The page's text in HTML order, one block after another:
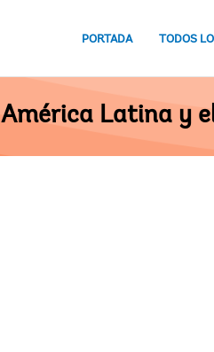
PORTADA TODOS
América Latina y